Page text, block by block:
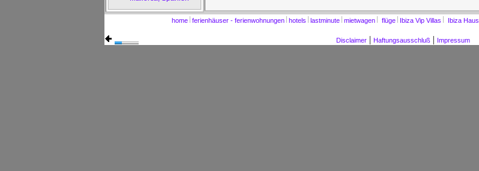
home ferienhäuser - ferienwohnungen hotels lastminute mietwagen flüge Ibiza Vip Villas Ibiza Haus
Disclaimer | Haftungsausschluß | Impressum